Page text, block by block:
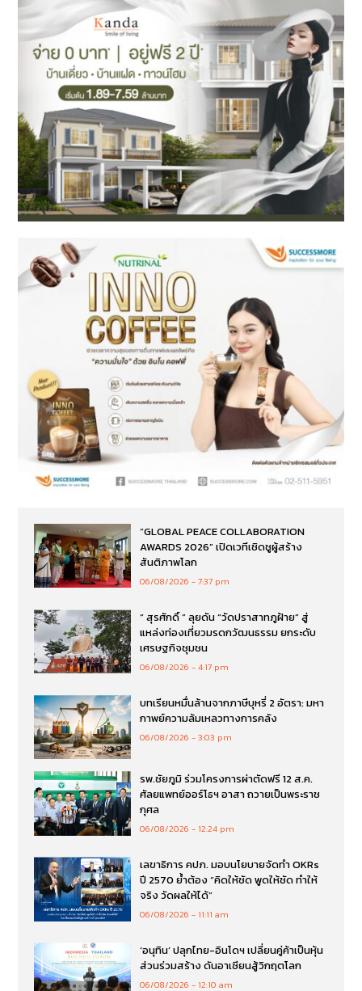
“GLOBAL PEACE COLLABORATION
AWARDS 2026” เปิดเวทีเชิดชูผู้สร้าง
สันติภาพโลก
06/08/2026 7:37 pm
“ สุรศักดิ์ ” ลุยดัน “วัดปราสาทภูฝ้าย” สู่
แหล่งท่องเที่ยวมรดกวัฒนธรรม ยกระดับ
เศรษฐกิจชุมชน
06/08/2026 4:17 pm
บทเรียนหมื่นล้านจากภาษีบุหรี่ 2 อัตรา: มหา
กาพย์ความล้มเหลวทางการคลัง
06/08/2026 3:03 pm
รพ.ชัยภูมิ ร่วมโครงการผ่าตัดฟรี 12 ส.ค.
ศัลยแพทย์ออร์โธฯ อาสา ถวายเป็นพระราช
กุศล
06/08/2026 12:24 pm
เลขาธิการ คปภ. มอบนโยบายจัดทำ OKRs
ปี 2570 ย้ำต้อง “คิดให้ชัด พูดให้ชัด ทำให้
จริง วัดผลให้ได้”
06/08/2026 11:11 am
‘อนุทิน’ ปลุกไทย-อินโดฯ เปลี่ยนคู่ค้าเป็นหุ้น
ส่วนร่วมสร้าง ดันอาเซียนสู้วิกฤตโลก
06/08/2026 12:10 am